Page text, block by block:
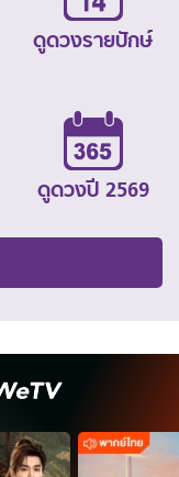
ดูดวงรายปักษ์
ดูดวงปี 2569